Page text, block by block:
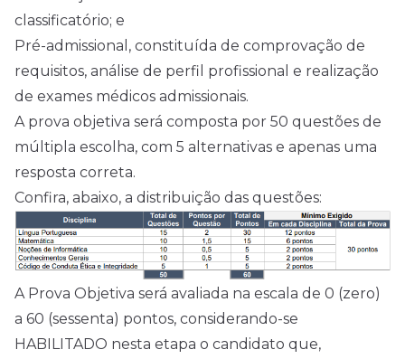
classificatório; e
Pré-admissional, constituída de comprovação de
requisitos, análise de perfil profissional e realização
de exames médicos admissionais.
A prova objetiva será composta por 50 questões de
múltipla escolha, com 5 alternativas e apenas uma
resposta correta.
Confira, abaixo, a distribuição das questões:
A Prova Objetiva será avaliada na escala de 0 (zero)
a 60 (sessenta) pontos, considerando-se
HABILITADO nesta etapa o candidato que,